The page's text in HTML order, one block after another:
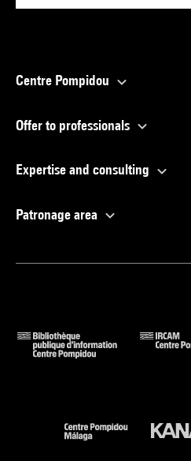
Centre Pompidou
Offer to professionals
Expertise and consulting
Patronage area